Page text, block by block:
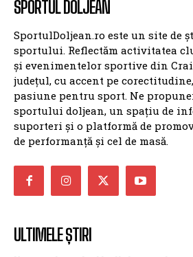
SPORTUL DOLJEAN
SportulDoljean.ro este un site de
sportului. Reflectăm activitatea
și evenimentelor sportive din
județul, cu accent pe
pasiune pentru sport. Ne
sportului doljean, un spațiu de
suporteri și o platformă de
de performanță și cel de masă.
ULTIMELE ȘTIRI